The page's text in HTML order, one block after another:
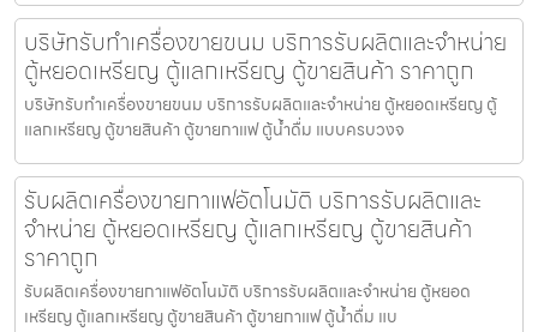
บริษัทรับทำเครื่องขายขนม บริการรับผลิตและจำหน่าย
ตู้หยอดเหรียญ ตู้แลกเหรียญ ตู้ขายสินค้า ราคาถูก
บริษัทรับทำเครื่องขายขนม บริการรับผลิตและจำหน่าย ตู้หยอดเหรียญ ตู้
แลกเหรียญ ตู้ขายสินค้า ตู้ขายกาแฟ ตู้น้ำดื่ม แบบครบวงจ
รับผลิตเครื่องขายกาแฟ​อัตโนมัติ บริการรับผลิตและ
จำหน่าย ตู้หยอดเหรียญ ตู้แลกเหรียญ ตู้ขายสินค้า
ราคาถูก
รับผลิตเครื่องขายกาแฟ​อัตโนมัติ บริการรับผลิตและจำหน่าย ตู้หยอด
เหรียญ ตู้แลกเหรียญ ตู้ขายสินค้า ตู้ขายกาแฟ ตู้น้ำดื่ม แบ